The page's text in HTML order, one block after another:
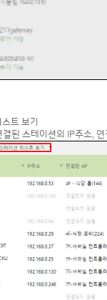
트 보기
된 스테이션의 IP주소,